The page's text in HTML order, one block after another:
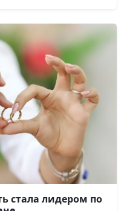
стала лидером по